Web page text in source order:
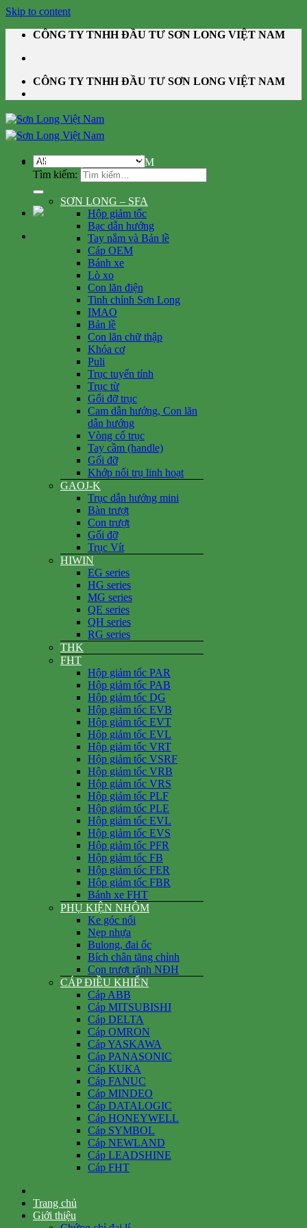
Skip to content
CÔNG TY TNHH ĐẦU TƯ SƠN LONG VIỆT NAM
CÔNG TY TNHH ĐẦU TƯ SƠN LONG VIỆT NAM
Tìm kiếm:
DANH MỤC SẢN PHẨM
SƠN LONG – SFA
Hộp giảm tốc
Bạc dẫn hướng
Tay nắm và Bản lề
Cáp OEM
Bánh xe
Lò xo
Con lăn điện
Tinh chỉnh Sơn Long
IMAO
Bản lề
Con lăn chữ thập
Khóa cơ
Puli
Trục tuyến tính
Trục từ
Gối đỡ trục
Cam dẫn hướng, Con lăn
dẫn hướng
Vòng cổ trục
Tay cầm (handle)
Gối đỡ
Khớp nối trụ linh hoạt
GAOJ-K
Trục dẫn hướng mini
Bàn trượt
Con trượt
Gối đỡ
Trục Vít
HIWIN
EG series
HG series
MG series
QE series
QH series
RG series
THK
FHT
Hộp giảm tốc PAR
Hộp giảm tốc PAB
Hộp giảm tốc DG
Hộp giảm tốc EVB
Hộp giảm tốc EVT
Hộp giảm tốc EVL
Hộp giảm tốc VRT
Hộp giảm tốc VSRF
Hộp giảm tốc VRB
Hộp giảm tốc VRS
Hộp giảm tốc PLF
Hộp giảm tốc PLE
Hộp giảm tốc EVL
Hộp giảm tốc EVS
Hộp giảm tốc PFR
Hộp giảm tốc FB
Hộp giảm tốc FER
Hộp giảm tốc FBR
Bánh xe FHT
PHỤ KIỆN NHÔM
Ke góc nổi
Nẹp nhựa
Bulong, đai ốc
Bích chân tăng chỉnh
Con trượt rãnh NĐH
CÁP ĐIỀU KHIỂN
Cáp ABB
Cáp MITSUBISHI
Cáp DELTA
Cáp OMRON
Cáp YASKAWA
Cáp PANASONIC
Cáp KUKA
Cáp FANUC
Cáp MINDEO
Cáp DATALOGIC
Cáp HONEYWELL
Cáp SYMBOL
Cáp NEWLAND
Cáp LEADSHINE
Cáp FHT
Trang chủ
Giới thiệu